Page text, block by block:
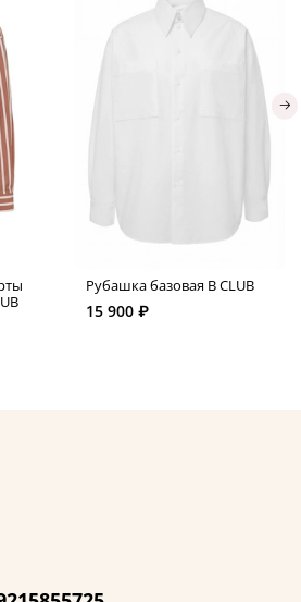
Рубашка базовая B CLUB
15 900 ₽